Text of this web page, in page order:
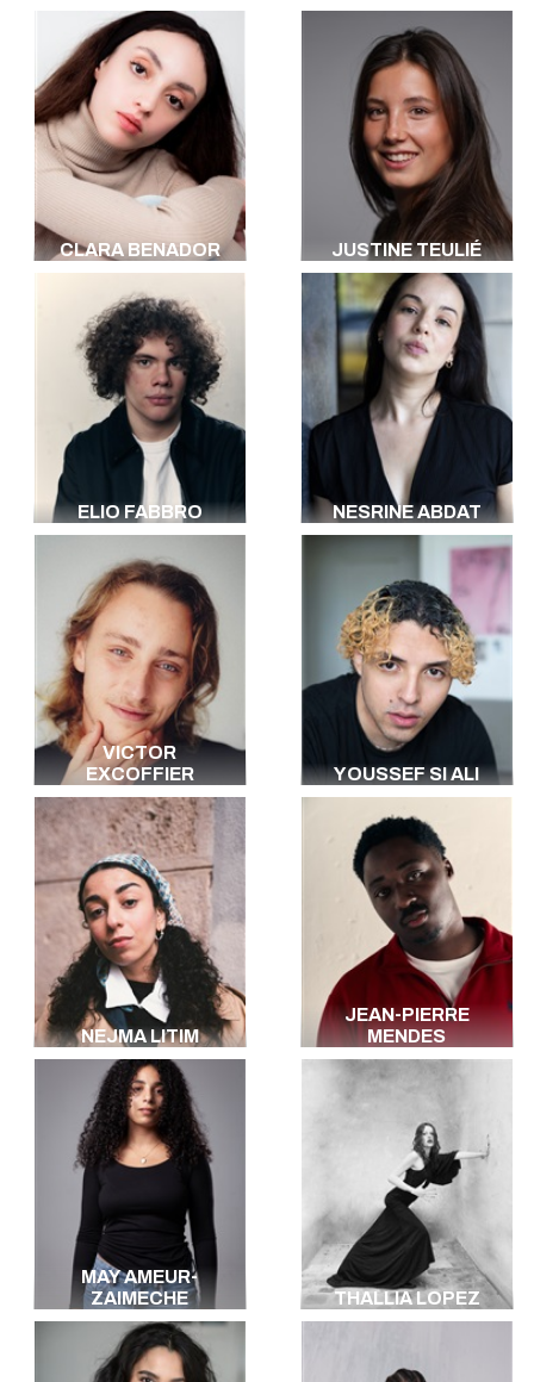
CLARA BENADOR JUSTINE TEULIÉ
ELIO FABBRO NESRINE ABDAT
VICTOR
EXCOFFIER
YOUSSEF SI ALI
NEJMA LITIM
JEAN-PIERRE
MENDES
MAY AMEUR-
ZAIMECHE
THALLIA LOPEZ